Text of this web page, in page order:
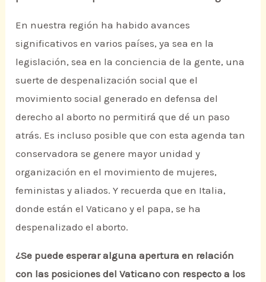
En nuestra región ha habido avances
significativos en varios países, ya sea en la
legislación, sea en la conciencia de la gente, una
suerte de despenalización social que el
movimiento social generado en defensa del
derecho al aborto no permitirá que dé un paso
atrás. Es incluso posible que con esta agenda tan
conservadora se genere mayor unidad y
organización en el movimiento de mujeres,
feministas y aliados. Y recuerda que en Italia,
donde están el Vaticano y el papa, se ha
despenalizado el aborto.
¿Se puede esperar alguna apertura en relación
con las posiciones del Vaticano con respecto a los